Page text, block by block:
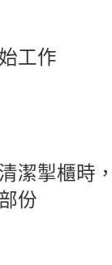
工作
潔掣櫃時
份